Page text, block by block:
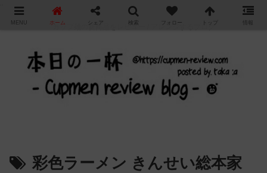
カップ麺の新商品をレビュー / アレンジするブログ
彩色ラーメン きんせい総本家
MENU ホーム シェア 検索 フォロー トップ 情報